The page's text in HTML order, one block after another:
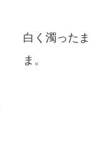
白く濁ったま
ま。